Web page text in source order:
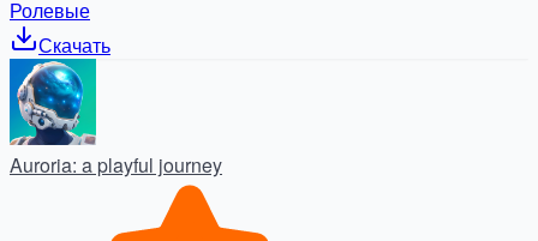
Ролевые
Скачать
Auroria: a playful journey